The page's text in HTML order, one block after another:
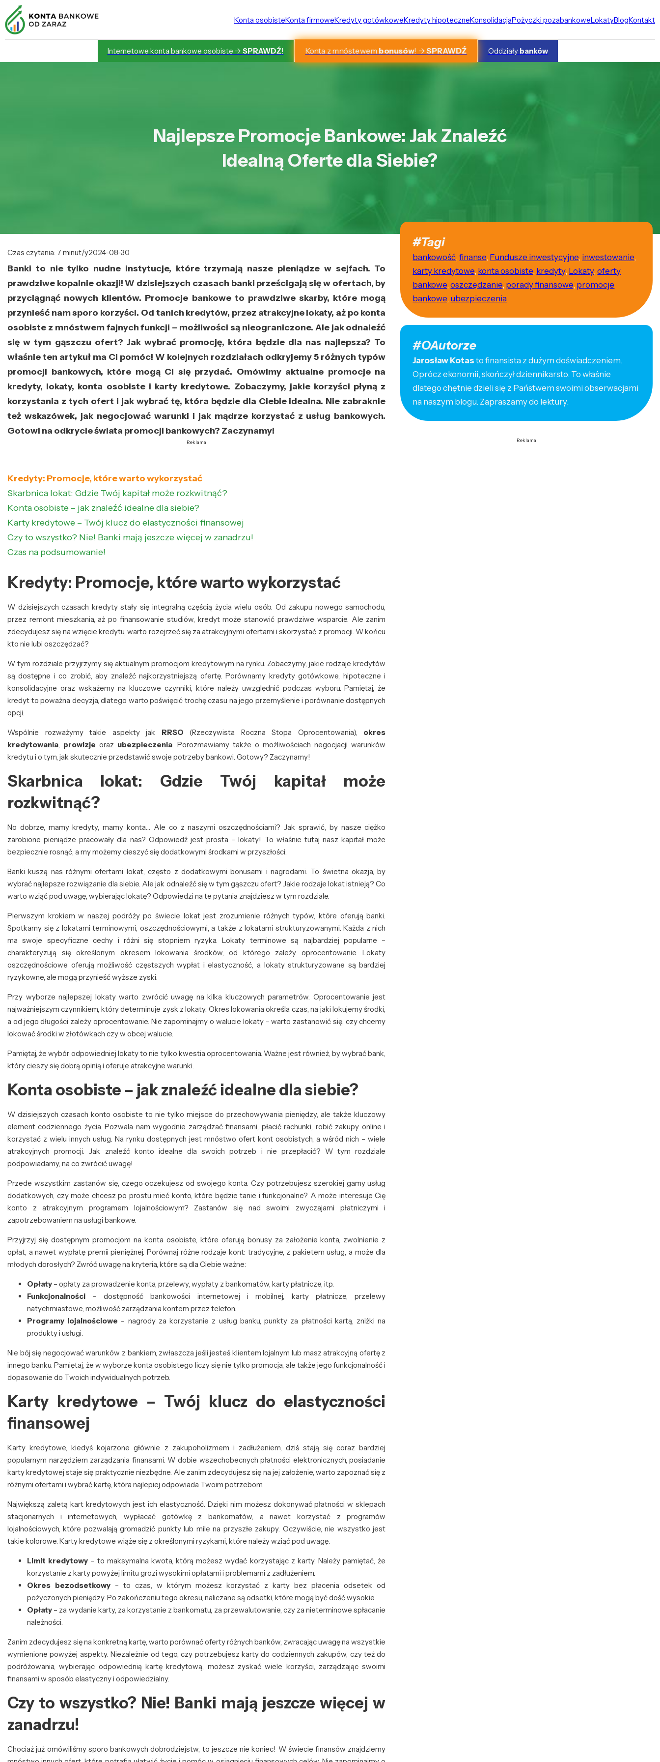
Konta osobisteKonta firmoweKredyty gotówkoweKredyty hipoteczneKonsolidacjaPożyczki pozabankoweLokatyBlogKontakt
Internetowe konta bankowe osobiste -> SPRAWDŹ! Konta z mnóstewem bonusów! ->SPRAWDŹ Oddziały banków
Najlepsze Promocje Bankowe: Jak Znaleźć
Idealną Oferte dla Siebie?
Czas czytania: 7 minut/y2024-08-30
Banki to nie tylko nudne instytucje, które trzymają nasze pieniądze w sejfach. To
prawdziwe kopalnie okazji! W dzisiejszych czasach banki prześcigają się w ofertach, by
przyciągnąć nowych klientów. Promocje bankowe to prawdziwe skarby, które mogą
przynieść nam sporo korzyści. Od tanich kredytów, przez atrakcyjne lokaty, aż po konta
osobiste z mnóstwem fajnych funkcji – możliwości są nieograniczone. Ale jak odnaleźć
się w tym gąszczu ofert? Jak wybrać promocję, która będzie dla nas najlepsza? To
właśnie ten artykuł ma Ci pomóc! W kolejnych rozdziałach odkryjemy 5 różnych typów
promocji bankowych, które mogą Ci się przydać. Omówimy aktualne promocje na
kredyty, lokaty, konta osobiste i karty kredytowe. Zobaczymy, jakie korzyści płyną z
korzystania z tych ofert i jak wybrać tę, która będzie dla Ciebie idealna. Nie zabraknie
też wskazówek, jak negocjować warunki i jak mądrze korzystać z usług bankowych.
Gotowi na odkrycie świata promocji bankowych? Zaczynamy!
Reklama
Kredyty: Promocje, które warto wykorzystać
Skarbnica lokat: Gdzie Twój kapitał może rozkwitnąć?
Konta osobiste – jak znaleźć idealne dla siebie?
Karty kredytowe – Twój klucz do elastyczności finansowej
Czy to wszystko? Nie! Banki mają jeszcze więcej w zanadrzu!
Czas na podsumowanie!
Kredyty: Promocje, które warto wykorzystać
W dzisiejszych czasach kredyty stały się integralną częścią życia wielu osób. Od zakupu nowego samochodu,
przez remont mieszkania, aż po finansowanie studiów, kredyt może stanowić prawdziwe wsparcie. Ale zanim
zdecydujesz się na wzięcie kredytu, warto rozejrzeć się za atrakcyjnymi ofertami i skorzystać z promocji. W końcu
kto nie lubi oszczędzać?
W tym rozdziale przyjrzymy się aktualnym promocjom kredytowym na rynku. Zobaczymy, jakie rodzaje kredytów
są dostępne i co zrobić, aby znaleźć najkorzystniejszą ofertę. Porównamy kredyty gotówkowe, hipoteczne i
konsolidacyjne oraz wskażemy na kluczowe czynniki, które należy uwzględnić podczas wyboru. Pamiętaj, że
kredyt to poważna decyzja, dlatego warto poświęcić trochę czasu na jego przemyślenie i porównanie dostępnych
opcji.
Wspólnie rozważymy takie aspekty jak RRSO (Rzeczywista Roczna Stopa Oprocentowania), okres
kredytowania, prowizje oraz ubezpieczenia. Porozmawiamy także o możliwościach negocjacji warunków
kredytu i o tym, jak skutecznie przedstawić swoje potrzeby bankowi. Gotowy? Zaczynamy!
Skarbnica lokat: Gdzie Twój kapitał może
rozkwitnąć?
No dobrze, mamy kredyty, mamy konta… Ale co z naszymi oszczędnościami? Jak sprawić, by nasze ciężko
zarobione pieniądze pracowały dla nas? Odpowiedź jest prosta – lokaty! To właśnie tutaj nasz kapitał może
bezpiecznie rosnąć, a my możemy cieszyć się dodatkowymi środkami w przyszłości.
Banki kuszą nas różnymi ofertami lokat, często z dodatkowymi bonusami i nagrodami. To świetna okazja, by
wybrać najlepsze rozwiązanie dla siebie. Ale jak odnaleźć się w tym gąszczu ofert? Jakie rodzaje lokat istnieją? Co
warto wziąć pod uwagę, wybierając lokatę? Odpowiedzi na te pytania znajdziesz w tym rozdziale.
Pierwszym krokiem w naszej podróży po świecie lokat jest zrozumienie różnych typów, które oferują banki.
Spotkamy się z lokatami terminowymi, oszczędnościowymi, a także z lokatami strukturyzowanymi. Każda z nich
ma swoje specyficzne cechy i różni się stopniem ryzyka. Lokaty terminowe są najbardziej popularne –
charakteryzują się określonym okresem lokowania środków, od którego zależy oprocentowanie. Lokaty
oszczędnościowe oferują możliwość częstszych wypłat i elastyczność, a lokaty strukturyzowane są bardziej
ryzykowne, ale mogą przynieść wyższe zyski.
Przy wyborze najlepszej lokaty warto zwrócić uwagę na kilka kluczowych parametrów. Oprocentowanie jest
najważniejszym czynnikiem, który determinuje zysk z lokaty. Okres lokowania określa czas, na jaki lokujemy środki,
a od jego długości zależy oprocentowanie. Nie zapominajmy o walucie lokaty – warto zastanowić się, czy chcemy
lokować środki w złotówkach czy w obcej walucie.
Pamiętaj, że wybór odpowiedniej lokaty to nie tylko kwestia oprocentowania. Ważne jest również, by wybrać bank,
który cieszy się dobrą opinią i oferuje atrakcyjne warunki.
Konta osobiste – jak znaleźć idealne dla siebie?
W dzisiejszych czasach konto osobiste to nie tylko miejsce do przechowywania pieniędzy, ale także kluczowy
element codziennego życia. Pozwala nam wygodnie zarządzać finansami, płacić rachunki, robić zakupy online i
korzystać z wielu innych usług. Na rynku dostępnych jest mnóstwo ofert kont osobistych, a wśród nich – wiele
atrakcyjnych promocji. Jak znaleźć konto idealne dla swoich potrzeb i nie przepłacić? W tym rozdziale
podpowiadamy, na co zwrócić uwagę!
Przede wszystkim zastanów się, czego oczekujesz od swojego konta. Czy potrzebujesz szerokiej gamy usług
dodatkowych, czy może chcesz po prostu mieć konto, które będzie tanie i funkcjonalne? A może interesuje Cię
konto z atrakcyjnym programem lojalnościowym? Zastanów się nad swoimi zwyczajami płatniczymi i
zapotrzebowaniem na usługi bankowe.
Przyjrzyj się dostępnym promocjom na konta osobiste, które oferują bonusy za założenie konta, zwolnienie z
opłat, a nawet wypłatę premii pieniężnej. Porównaj różne rodzaje kont: tradycyjne, z pakietem usług, a może dla
młodych dorosłych? Zwróć uwagę na kryteria, które są dla Ciebie ważne:
Opłaty – opłaty za prowadzenie konta, przelewy, wypłaty z bankomatów, karty płatnicze, itp.
Funkcjonalności – dostępność bankowości internetowej i mobilnej, karty płatnicze, przelewy
natychmiastowe, możliwość zarządzania kontem przez telefon.
Programy lojalnościowe – nagrody za korzystanie z usług banku, punkty za płatności kartą, zniżki na
produkty i usługi.
Nie bój się negocjować warunków z bankiem, zwłaszcza jeśli jesteś klientem lojalnym lub masz atrakcyjną ofertę z
innego banku. Pamiętaj, że w wyborze konta osobistego liczy się nie tylko promocja, ale także jego funkcjonalność i
dopasowanie do Twoich indywidualnych potrzeb.
Karty kredytowe – Twój klucz do elastyczności
finansowej
Karty kredytowe, kiedyś kojarzone głównie z zakupoholizmem i zadłużeniem, dziś stają się coraz bardziej
popularnym narzędziem zarządzania finansami. W dobie wszechobecnych płatności elektronicznych, posiadanie
karty kredytowej staje się praktycznie niezbędne. Ale zanim zdecydujesz się na jej założenie, warto zapoznać się z
różnymi ofertami i wybrać kartę, która najlepiej odpowiada Twoim potrzebom.
Największą zaletą kart kredytowych jest ich elastyczność. Dzięki nim możesz dokonywać płatności w sklepach
stacjonarnych i internetowych, wypłacać gotówkę z bankomatów, a nawet korzystać z programów
lojalnościowych, które pozwalają gromadzić punkty lub mile na przyszłe zakupy. Oczywiście, nie wszystko jest
takie kolorowe. Karty kredytowe wiąże się z określonymi ryzykami, które należy wziąć pod uwagę.
Limit kredytowy – to maksymalna kwota, którą możesz wydać korzystając z karty. Należy pamiętać, że
korzystanie z karty powyżej limitu grozi wysokimi opłatami i problemami z zadłużeniem.
Okres bezodsetkowy – to czas, w którym możesz korzystać z karty bez płacenia odsetek od
pożyczonych pieniędzy. Po zakończeniu tego okresu, naliczane są odsetki, które mogą być dość wysokie.
Opłaty – za wydanie karty, za korzystanie z bankomatu, za przewalutowanie, czy za nieterminowe spłacanie
należności.
Zanim zdecydujesz się na konkretną kartę, warto porównać oferty różnych banków, zwracając uwagę na wszystkie
wymienione powyżej aspekty. Niezależnie od tego, czy potrzebujesz karty do codziennych zakupów, czy też do
podróżowania, wybierając odpowiednią kartę kredytową, możesz zyskać wiele korzyści, zarządzając swoimi
finansami w sposób elastyczny i odpowiedzialny.
Czy to wszystko? Nie! Banki mają jeszcze więcej w
zanadrzu!
Chociaż już omówiliśmy sporo bankowych dobrodziejstw, to jeszcze nie koniec! W świecie finansów znajdziemy
#Tagi
bankowość,finanse, Fundusze inwestycyjne, inwestowanie,
karty kredytowe, konta osobiste, kredyty, Lokaty,oferty
bankowe,oszczędzanie, porady finansowe, promocje
bankowe, ubezpieczenia
#OAutorze
Jarosław Kotas to finansista z dużym doświadczeniem.
Oprócz ekonomii, skończył dziennikarsto. To właśnie
dlatego chętnie dzieli się z Państwem swoimi obserwacjami
na naszym blogu. Zapraszamy do lektury.
Reklama